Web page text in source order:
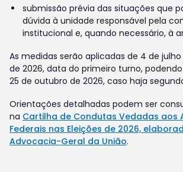
submissão prévia das situações que
dúvida à unidade responsável pela
institucional e, quando necessário, à
As medidas serão aplicadas de 4 de
de 2026, data do primeiro turno,
25 de outubro de 2026, caso haja
Orientações detalhadas podem ser
na Cartilha de Condutas Vedadas aos
Federais nas Eleições de 2026,
Advocacia-Geral da União.